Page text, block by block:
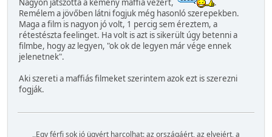
Nagyon játszotta a kemény maffia vezért,
.
Remélem a jövőben látni fogjuk még hasonló szerepekben.
Maga a film is nagyon jó volt, 1 percig sem éreztem, a
rétestészta feelinget. Ha volt is azt is sikerült úgy betenni a
filmbe, hogy az legyen, "ok ok de legyen már vége ennek
jelenetnek".
Aki szereti a maffiás filmeket szerintem azok ezt is szerezni
fogják.
,,Egy férfi sok jó ügyért harcolhat: az országáért, az elveiért, a